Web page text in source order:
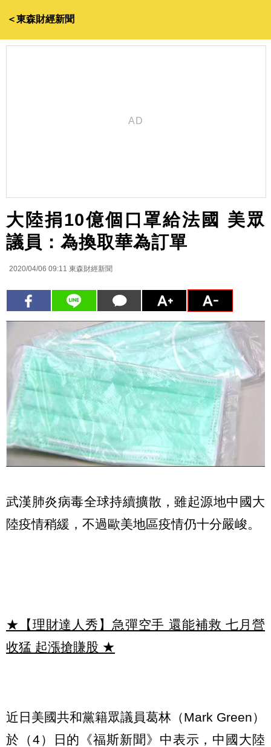
＜東森財經新聞
大陸捐10億個口罩給法國 美眾
議員：為換取華為訂單
2020/04/06 09:11 東森財經新聞
武漢肺炎病毒全球持續擴散，雖起源地中國大
陸疫情稍緩，不過歐美地區疫情仍十分嚴峻。
★【理財達人秀】急彈空手 還能補救 七月營
收猛 起漲搶賺股 ★
近日美國共和黨籍眾議員葛林（Mark Green）
於（4）日的《福斯新聞》中表示，中國大陸